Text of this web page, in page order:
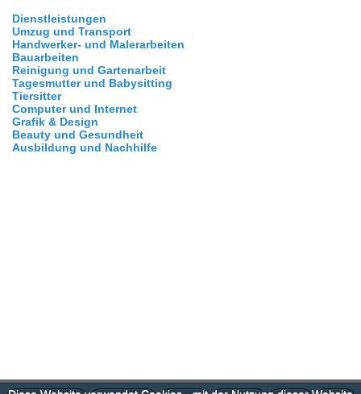
Dienstleistungen
Umzug und Transport
Handwerker- und Malerarbeiten
Bauarbeiten
Reinigung und Gartenarbeit
Tagesmutter und Babysitting
Tiersitter
Computer und Internet
Grafik & Design
Beauty und Gesundheit
Ausbildung und Nachhilfe